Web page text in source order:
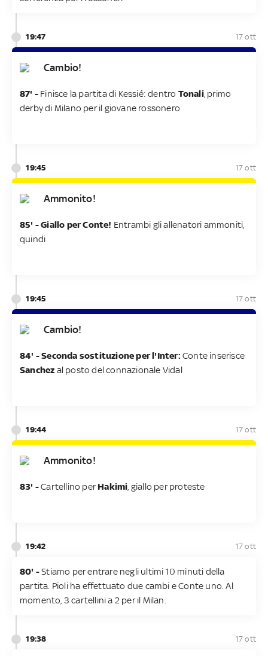
19:47 17 ott
Cambio!
87' - Finisce la partita di Kessié: dentro Tonali, primo
derby di Milano per il giovane rossonero
19:45 17 ott
Ammonito!
85' - Giallo per Conte! Entrambi gli allenatori ammoniti,
quindi
19:45 17 ott
Cambio!
84' - Seconda sostituzione per l'Inter: Conte inserisce
Sanchez al posto del connazionale Vidal
19:44 17 ott
Ammonito!
83' -Cartellino perHakimi , giallo per proteste
19:42 17 ott
80' -Stiamo per entrare negli ultimi 10 minuti della
partita. Pioli ha effettuato due cambi e Conte uno. Al
momento, 3 cartellini a 2 per il Milan.
19:38 17 ott